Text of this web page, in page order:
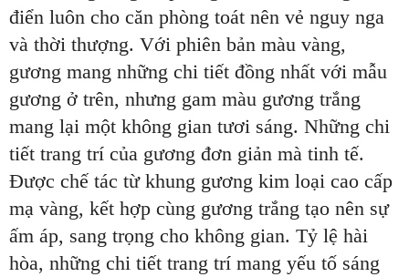
điển luôn cho căn phòng toát nên vẻ nguy nga
và thời thượng. Với phiên bản màu vàng,
gương mang những chi tiết đồng nhất với mẫu
gương ở trên, nhưng gam màu gương trắng
mang lại một không gian tươi sáng. Những chi
tiết trang trí của gương đơn giản mà tinh tế.
Được chế tác từ khung gương kim loại cao cấp
mạ vàng, kết hợp cùng gương trắng tạo nên sự
ấm áp, sang trọng cho không gian. Tỷ lệ hài
hòa, những chi tiết trang trí mang yếu tố sáng